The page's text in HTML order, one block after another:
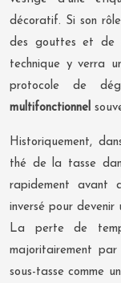
décoratif. Si son
des gouttes et de
technique y verra
protocole de
multifonctionnel
Historiquement,
thé de la tasse
rapidement avant
inversé pour devenir
La perte de
majoritairement
sous-tasse comme